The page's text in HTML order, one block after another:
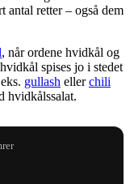
antal retter – også dem
, når ordene hvidkål og
spises jo i stedet
gullash ellerchili
hvidkålssalat.